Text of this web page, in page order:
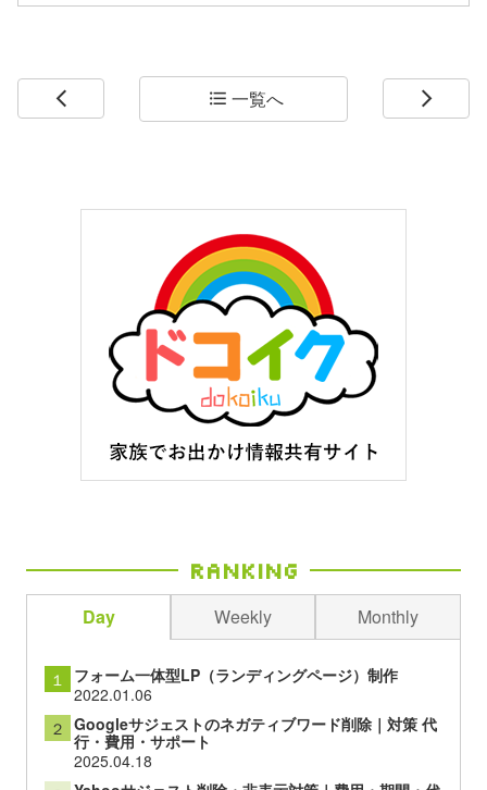
arrow_back_ios format_list_bulleted 一覧へ arrow_forward_ios
Ranking
Day Weekly Monthly
１
フォーム一体型LP（ランディングページ）制作
2022.01.06
２ Googleサジェストのネガティブワード削除｜対策 代
行・費用・サポート
2025.04.18